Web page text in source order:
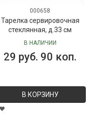
000658
Тарелка сервировочная
стеклянная, д.33 см
В НАЛИЧИИ
29 руб. 90 коп.
В КОРЗИНУ